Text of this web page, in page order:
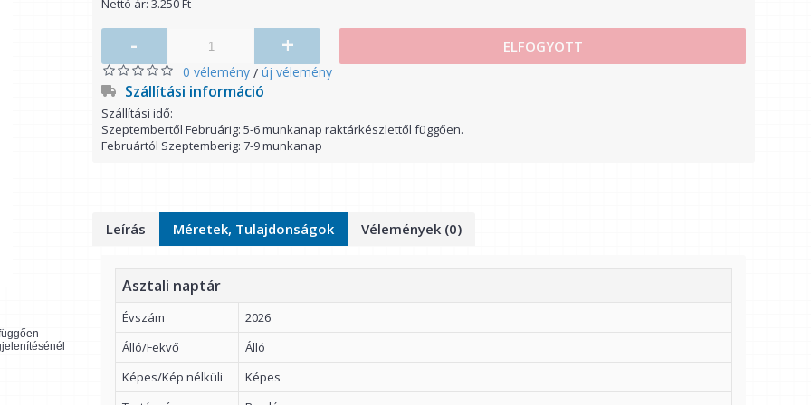
Nettó ár: 3.250 Ft
- + ELFOGYOTT
0 vélemény / új vélemény
Szállítási információ
Szállítási idő:
Szeptembertől Februárig: 5-6 munkanap raktárkészlettől függően.
Februártól Szeptemberig: 7-9 munkanap
Leírás Méretek, Tulajdonságok Vélemények (0)
Asztali naptár
Évszám
2026
Álló/Fekvő
Álló
Képes/Kép nélküli
Képes